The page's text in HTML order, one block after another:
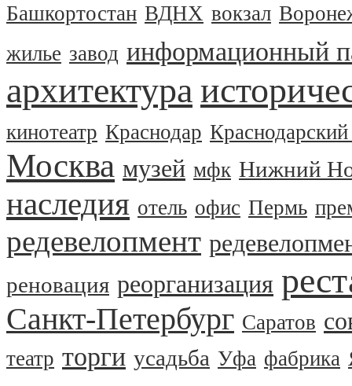
Башкортостан ВДНХ вокзал
жилье завод информационный
архитектура
кинотеатр Краснодар
Москва музей мфк Нижний
наследия отель офис Пермь
редевелопмент
реновация реорганизация
Санкт-Петербург Саратов
театр торги усадьба Уфа фабрика